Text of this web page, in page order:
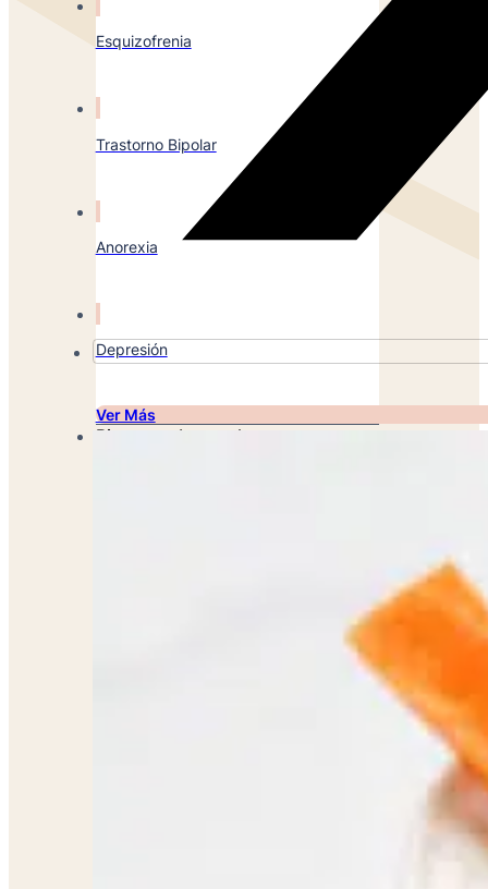
Esquizofrenia
Trastorno Bipolar
Anorexia
Depresión
Ver Más
Bienestar Integral